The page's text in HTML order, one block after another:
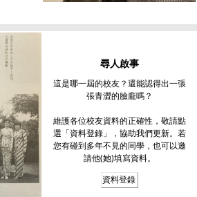
尋人啟事
這是哪一屆的校友？還能認得出一張
張青澀的臉龐嗎？
維護各位校友資料的正確性，敬請點
選「資料登錄」，協助我們更新。若
您有碰到多年不見的同學，也可以邀
請他(她)填寫資料。
資料登錄